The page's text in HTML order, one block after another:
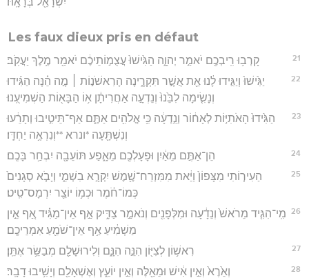
Les faux dieux pris en défaut
21 קָרְב֥וּ רִֽיבְכֶ֖ם יֹאמַ֣ר יְהוָ֑ה הַגִּ֙ישׁוּ֙ עֲצֻמ֣וֹתֵיכֶ֔ם יֹאמַ֖ר מֶ֥לֶךְ יַעֲקֹֽב׃
22
יַגִּ֙ישׁוּ֙ וְיַגִּ֣ידוּ לָ֔נוּ אֵ֖ת אֲשֶׁ֣ר תִּקְרֶ֑ינָה הָרִאשֹׁנ֣וֹת ׀ מָ֣ה הֵ֗נָּה הַגִּ֜ידוּ
וְנָשִׂ֤ימָה לִבֵּ֙נוּ֙ וְנֵדְעָ֣ה אַחֲרִיתָ֔ן א֥וֹ הַבָּא֖וֹת הַשְׁמִיעֻֽנוּ׃
23
הַגִּ֙ידוּ֙ הָאֹתִיּ֣וֹת לְאָח֔וֹר וְנֵ֣דְעָ֔ה כִּ֥י אֱלֹהִ֖ים אַתֶּ֑ם אַף־תֵּיטִ֣יבוּ וְתָרֵ֔עוּ
וְנִשְׁתָּ֖עָה *ונרא **וְנִרְאֶ֥ה יַחְדָּֽו׃
24 הֵן־אַתֶּ֣ם מֵאַ֔יִן וּפָעָלְכֶ֖ם מֵאָ֑פַע תּוֹעֵבָ֖ה יִבְחַ֥ר בָּכֶֽם׃
25
הַעִיר֤וֹתִי מִצָּפוֹן֙ וַיַּ֔את מִמִּזְרַח־שֶׁ֖מֶשׁ יִקְרָ֣א בִשְׁמִ֑י וְיָבֹ֤א סְגָנִים֙
כְּמוֹ־חֹ֔מֶר וּכְמ֥וֹ יוֹצֵ֖ר יִרְמָס־טִֽיט׃
26
מִֽי־הִגִּ֤יד מֵרֹאשׁ֙ וְנֵדָ֔עָה וּמִלְּפָנִ֖ים וְנֹאמַ֣ר צַדִּ֑יק אַ֣ף אֵין־מַגִּ֗יד אַ֚ף אֵ֣ין
מַשְׁמִ֔יעַ אַ֥ף אֵין־שֹׁמֵ֖עַ אִמְרֵיכֶֽם׃
27 רִאשׁ֥וֹן לְצִיּ֖וֹן הִנֵּ֣ה הִנָּ֑ם וְלִירוּשָׁלִַ֖ם מְבַשֵּׂ֥ר אֶתֵּֽן׃
28 וְאֵ֙רֶא֙ וְאֵ֣ין אִ֔ישׁ וּמֵאֵ֖לֶּה וְאֵ֣ין יוֹעֵ֑ץ וְאֶשְׁאָלֵ֖ם וְיָשִׁ֥יבוּ דָבָֽר׃